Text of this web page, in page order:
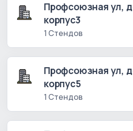
Профсоюзная ул,
корпус3
1 Стендов
Профсоюзная ул,
корпус5
1 Стендов